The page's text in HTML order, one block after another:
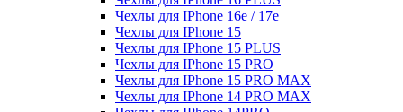
Чехлы для IPhone 16e / 17e
Чехлы для IPhone 15
Чехлы для IPhone 15 PLUS
Чехлы для IPhone 15 PRO
Чехлы для IPhone 15 PRO MAX
Чехлы для IPhone 14 PRO MAX